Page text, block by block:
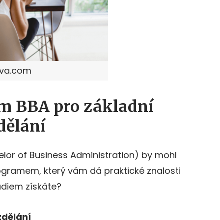
BBA pro základní
of Business Administration) by mohl
který vám dá praktické znalosti
získáte?